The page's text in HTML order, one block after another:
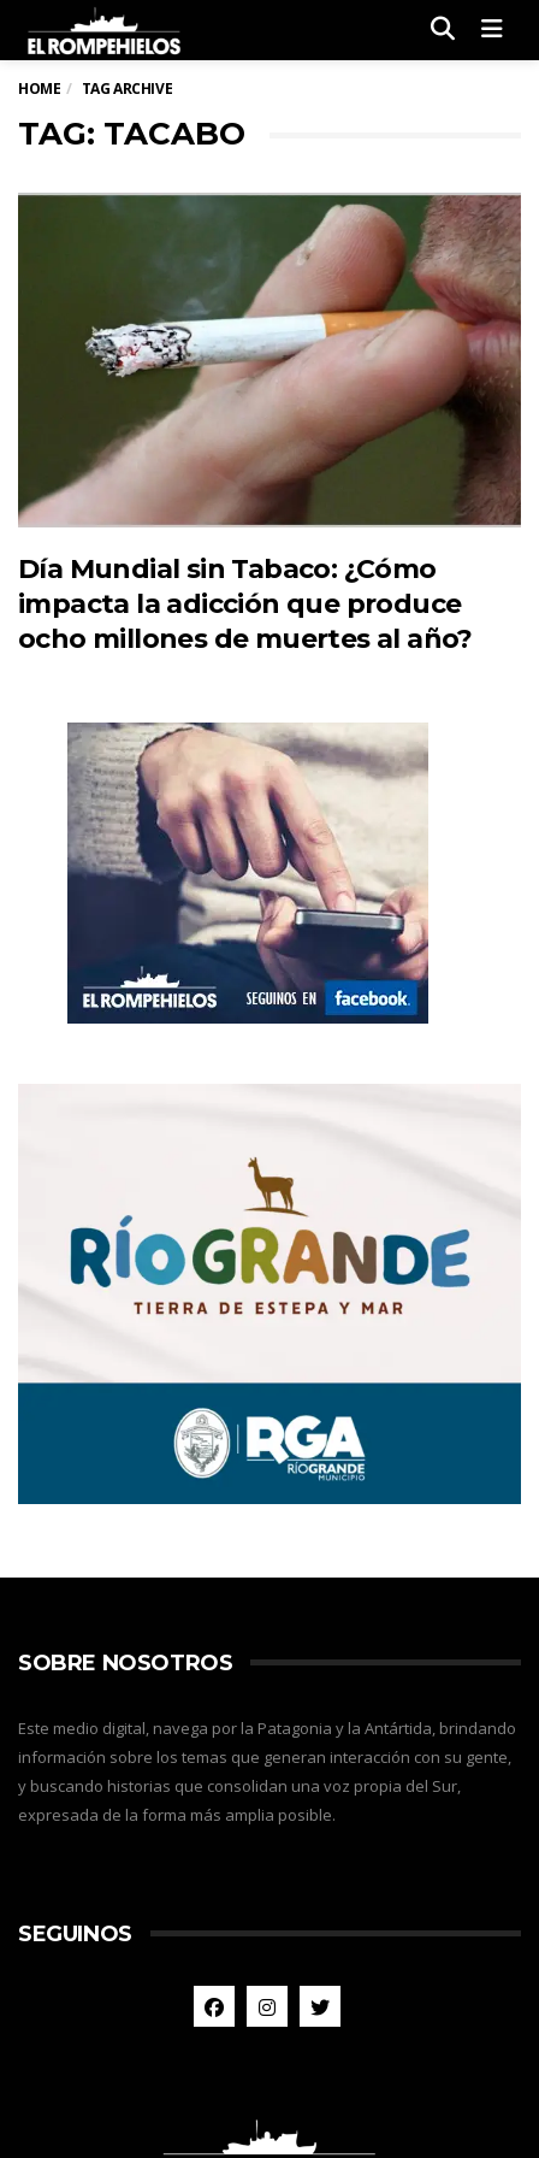
HOME TAG ARCHIVE
TAG: TACABO
Día Mundial sin Tabaco: ¿Cómo
impacta la adicción que produce
ocho millones de muertes al año?
SOBRE NOSOTROS
Este medio digital, navega por la Patagonia y la Antártida, brindando
información sobre los temas que generan interacción con su gente,
y buscando historias que consolidan una voz propia del Sur,
expresada de la forma más amplia posible.
SEGUINOS